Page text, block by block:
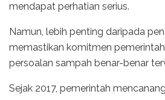
mendapat perhatian serius.
Namun, lebih penting daripada
memastikan komitmen
persoalan sampah benar-benar
Sejak 2017, pemerintah